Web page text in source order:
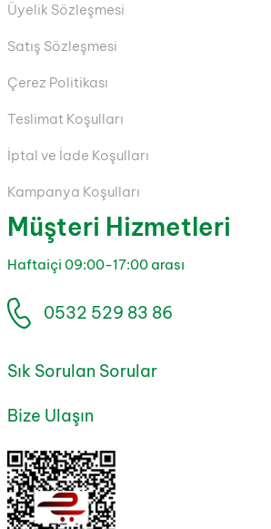
Üyelik Sözleşmesi
Satış Sözleşmesi
Çerez Politikası
Teslimat Koşulları
İptal ve İade Koşulları
Kampanya Koşulları
Müşteri Hizmetleri
Haftaiçi 09:00-17:00 arası
0532 529 83 86
Sık Sorulan Sorular
Bize Ulaşın